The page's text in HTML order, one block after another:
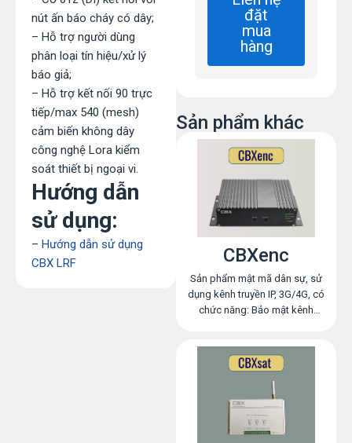
nút ấn báo cháy có dây;
– Hỗ trợ người dùng
phân loại tín hiệu/xử lý
báo giả;
– Hỗ trợ kết nối 90 trực
tiếp/max 540 (mesh)
cảm biến không dây
công nghệ Lora kiểm
soát thiết bị ngoại vi.
Hướng dẫn
sử dụng:
– Hướng dẫn sử dụng
CBX LRF
đặt
mua
hàng
Sản phẩm khác
CBXenc
Sản phẩm mật mã dân sự, sử
dụng kênh truyền IP, 3G/4G, có
chức năng: Bảo mật kênh
liệu, chống chối bỏ. Sản phẩm
phù hợp với các lĩnh vực: Ngân
hàng (bảo mật dữ liệu từ ATM,
phòng giao dịch, chi nhánh về
trung tâm); Điện lực (bảo mật
dữ liệu từ các trạm biến áp,